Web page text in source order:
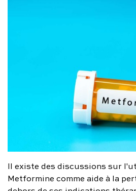
Il existe des discussions sur
Metformine comme aide à la